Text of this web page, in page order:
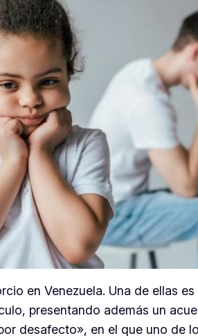
en Venezuela. Una de ellas
presentando además un
desafecto», en el que uno de